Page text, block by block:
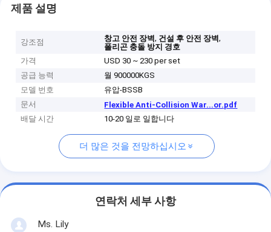
제품 설명
강조점 창고 안전 장벽, 건설 후 안전 장벽,
폴리곤 충돌 방지 경호
가격
USD 30 ~ 230 per set
공급 능력
월 900000KGS
모델 번호
유압-BSSB
문서
Flexible Anti-Collision War...or.pdf
배달 시간
10-20 일로 일합니다
더 많은 것을 전망하십시오
연락처 세부 사항
Ms. Lily